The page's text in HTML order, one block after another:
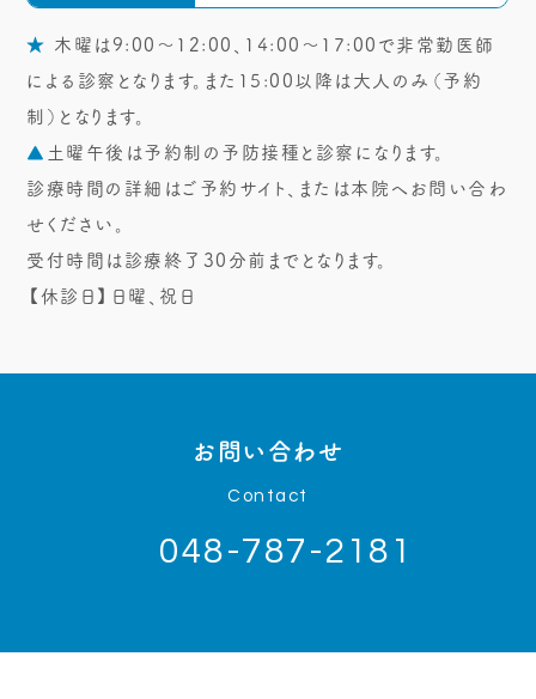
★ 木曜は9:00～12:00、14:00～17:00で非常勤医師
による診察となります。また15:00以降は大人のみ（予約
制）となります。
▲ 土曜午後は予約制の予防接種と診察になります。
診療時間の詳細はご予約サイト、または本院へお問い合わ
せください。
受付時間は診療終了30分前までとなります。
【休診日】日曜、祝日
お問い合わせ
Contact
048-787-2181